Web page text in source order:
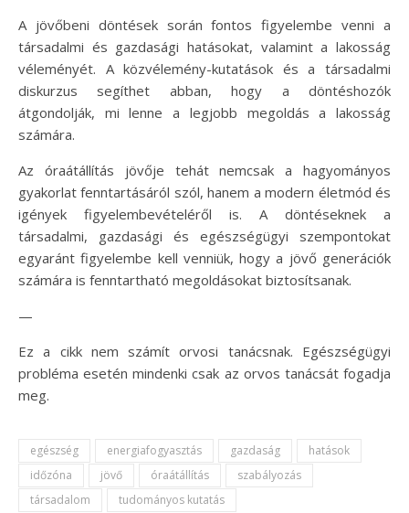
A jövőbeni döntések során fontos figyelembe venni a
társadalmi és gazdasági hatásokat, valamint a lakosság
véleményét. A közvélemény-kutatások és a társadalmi
diskurzus segíthet abban, hogy a döntéshozók
átgondolják, mi lenne a legjobb megoldás a lakosság
számára.
Az óraátállítás jövője tehát nemcsak a hagyományos
gyakorlat fenntartásáról szól, hanem a modern életmód és
igények figyelembevételéről is. A döntéseknek a
társadalmi, gazdasági és egészségügyi szempontokat
egyaránt figyelembe kell venniük, hogy a jövő generációk
számára is fenntartható megoldásokat biztosítsanak.
—
Ez a cikk nem számít orvosi tanácsnak. Egészségügyi
probléma esetén mindenki csak az orvos tanácsát fogadja
meg.
egészség energiafogyasztás gazdaság
hatások
időzóna
jövő óraátállítás
szabályozás
társadalom
tudományos kutatás